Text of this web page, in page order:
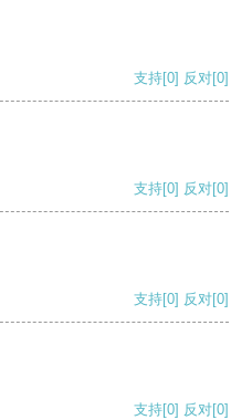
支持[0] 反对[0]
支持[0] 反对[0]
支持[0] 反对[0]
支持[0] 反对[0]